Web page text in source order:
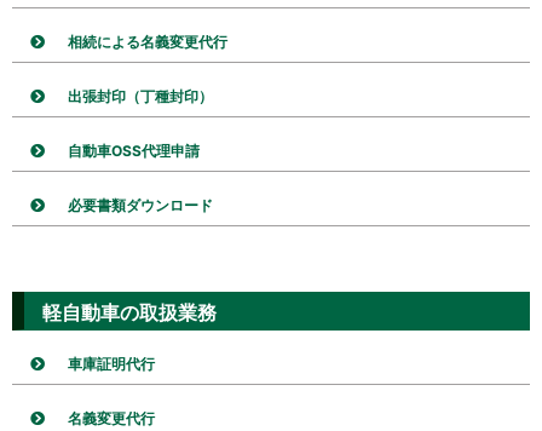
相続による名義変更代行
出張封印（丁種封印）
自動車OSS代理申請
必要書類ダウンロード
軽自動車の取扱業務
車庫証明代行
名義変更代行